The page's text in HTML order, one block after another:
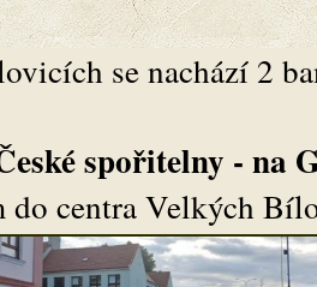
se nachází 2
spořitelny - na
do centra Velkých